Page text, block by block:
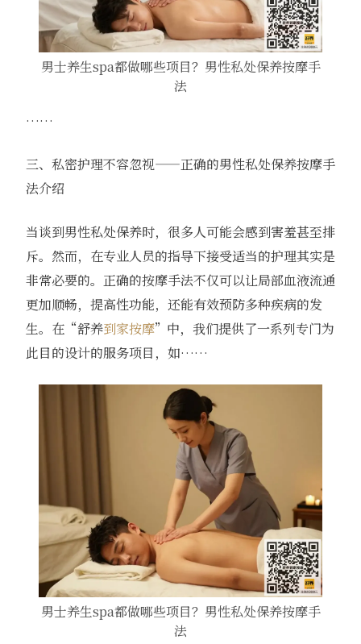
男士养生spa都做哪些项目？男性私处保养按摩手
法
……
三、私密护理不容忽视——正确的男性私处保养按摩手
法介绍
当谈到男性私处保养时，很多人可能会感到害羞甚至排
斥。然而，在专业人员的指导下接受适当的护理其实是
非常必要的。正确的按摩手法不仅可以让局部血液流通
更加顺畅，提高性功能，还能有效预防多种疾病的发
生。在“舒养到家按摩”中，我们提供了一系列专门为
此目的设计的服务项目，如……
男士养生spa都做哪些项目？男性私处保养按摩手
法